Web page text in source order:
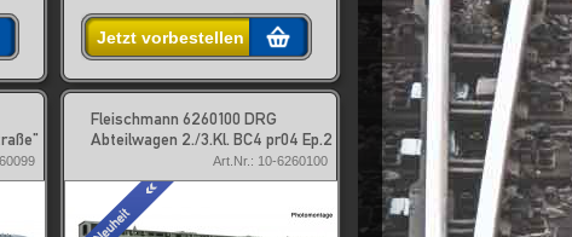
Jetzt vorbestellen
Fleischmann 6260100 DRG
Abteilwagen 2./3.Kl. BC4 pr04 Ep.2
Art.Nr.: 10-6260100